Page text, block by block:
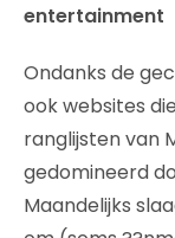
entertainment
Ondanks de
ook websites
ranglijsten van
gedomineerd
Maandelijks